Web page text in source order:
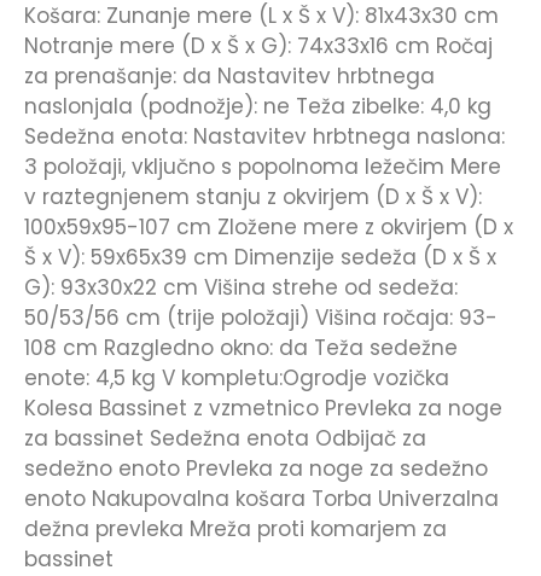
Košara: Zunanje mere (L x Š x V): 81x43x30 cm
Notranje mere (D x Š x G): 74x33x16 cm Ročaj
za prenašanje: da Nastavitev hrbtnega
naslonjala (podnožje): ne Teža zibelke: 4,0 kg
Sedežna enota: Nastavitev hrbtnega naslona:
3 položaji, vključno s popolnoma ležečim Mere
v raztegnjenem stanju z okvirjem (D x Š x V):
100x59x95-107 cm Zložene mere z okvirjem (D x
Š x V): 59x65x39 cm Dimenzije sedeža (D x Š x
G): 93x30x22 cm Višina strehe od sedeža:
50/53/56 cm (trije položaji) Višina ročaja: 93-
108 cm Razgledno okno: da Teža sedežne
enote: 4,5 kg V kompletu:Ogrodje vozička
Kolesa Bassinet z vzmetnico Prevleka za noge
za bassinet Sedežna enota Odbijač za
sedežno enoto Prevleka za noge za sedežno
enoto Nakupovalna košara Torba Univerzalna
dežna prevleka Mreža proti komarjem za
bassinet